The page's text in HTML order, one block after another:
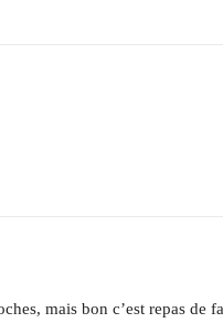
mais bon c’est repas de